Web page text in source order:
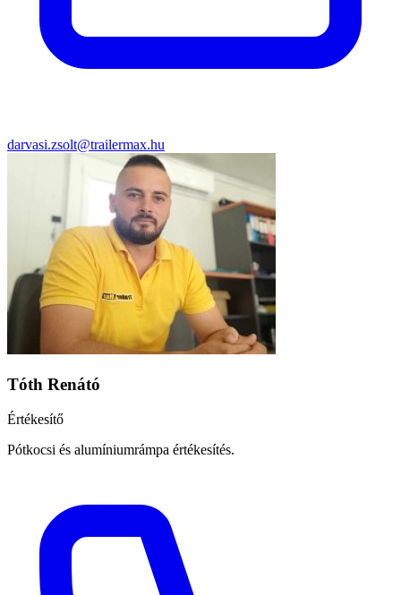
darvasi.zsolt@trailermax.hu
Tóth Renátó
Értékesítő
Pótkocsi és alumíniumrámpa értékesítés.